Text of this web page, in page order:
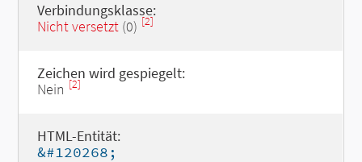
Verbindungsklasse:
Nicht versetzt(0) [2]
Zeichen wird gespiegelt:
Nein [2]
HTML-Entität:
&#120268;